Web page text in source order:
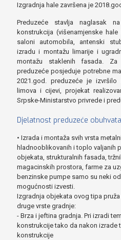
Izgradnja hale završena je
Preduzeće stavlja naglasak
konstrukcija (višenamjenske
saloni automobila, antenski
izradu i montažu limarije i
montažu staklenih fasada.
preduzeće posjeduje potrebne
2021.god. preduzeće je
limova i cijevi, projekat
Srpske-Ministarstvo privrede i
Djelatnost preduzeće
• Izrada i montaža svih vrsta
hladnooblikovanih i toplo valjanih
objekata, strukturalnih fasada,
magacinskih prostora, farme za
benzinske pumpe samo su neki
mogućnosti izvesti.
Izgradnja objekata ovog tipa
druge vrste gradnje:
- Brza i jeftina gradnja. Pri izradi
konstrukcije tako da nakon izrade
konstrukcije